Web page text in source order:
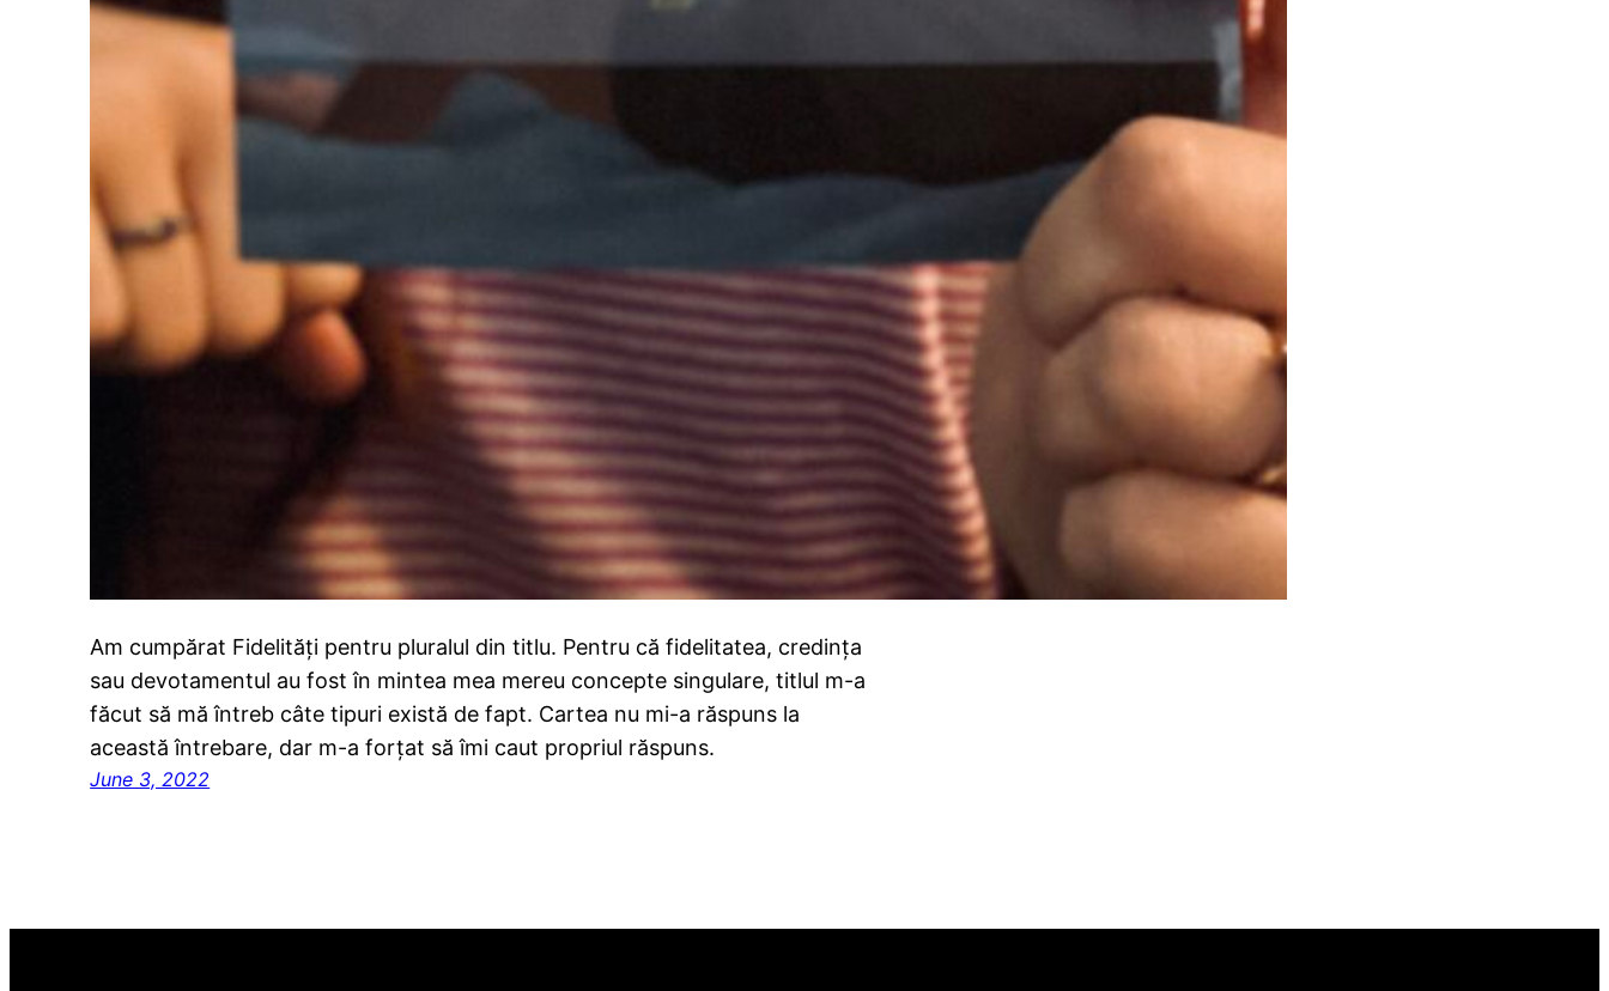
Am cumpărat Fidelități pentru pluralul din titlu. Pentru că fidelitatea, credința
sau devotamentul au fost în mintea mea mereu concepte singulare, titlul m-a
făcut să mă întreb câte tipuri există de fapt. Cartea nu mi-a răspuns la
această întrebare, dar m-a forțat să îmi caut propriul răspuns.
June 3, 2022